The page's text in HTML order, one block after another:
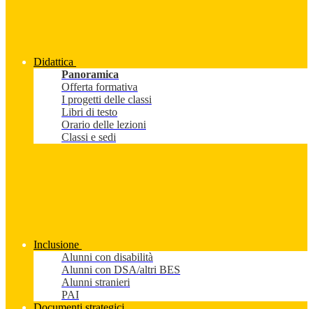
Didattica
Panoramica
Offerta formativa
I progetti delle classi
Libri di testo
Orario delle lezioni
Classi e sedi
Inclusione
Alunni con disabilità
Alunni con DSA/altri BES
Alunni stranieri
PAI